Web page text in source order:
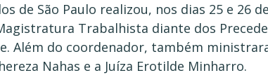
de São Paulo realizou, nos dias 25 e 26
Trabalhista diante dos
Além do coordenador, também
Nahas e a Juíza Erotilde Minharro.